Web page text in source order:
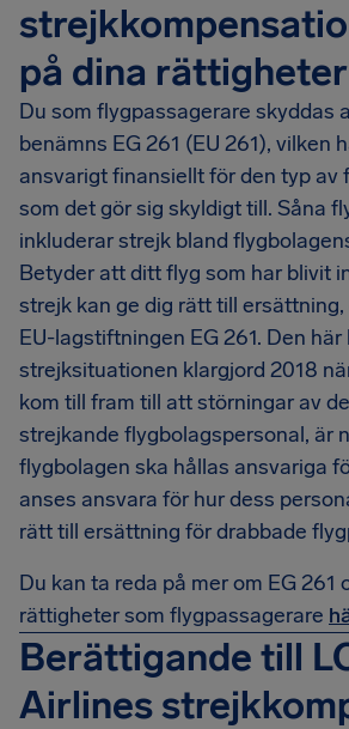
på dina rättigheter
Du som flygpassagerare skyddas
benämns EG 261 (EU 261), vilken
ansvarigt finansiellt för den typ av
som det gör sig skyldigt till. Såna
inkluderar strejk bland
Betyder att ditt flyg som har blivit
strejk kan ge dig rätt till
EU-lagstiftningen EG 261. Den
strejksituationen klargjord 2018
kom till fram till att störningar av
strejkande flygbolagspersonal, är
flygbolagen ska hållas ansvariga
anses ansvara för hur dess
rätt till ersättning för drabbade
Du kan ta reda på mer om EG 261
rättigheter som flygpassagerare
Berättigande till
Airlines